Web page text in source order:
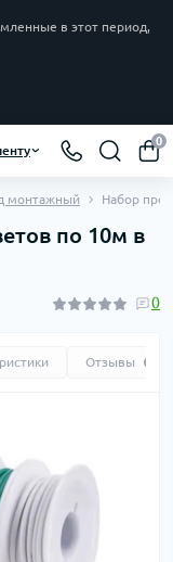
в этот период,
0
монтажный Набор
по 10м в
0
Отзывы